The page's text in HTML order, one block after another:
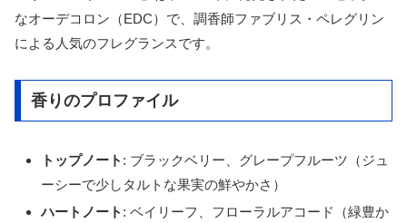
なオーデコロン（EDC）で、調香師ファブリス・ペレグリン
による人気のフレグランスです。
香りのプロファイル
トップノート : ブラックベリー、グレープフルーツ（ジュ
ーシーで少しタルトな果実の鮮やかさ）
ハートノート : ベイリーフ、フローラルアコード（緑豊か